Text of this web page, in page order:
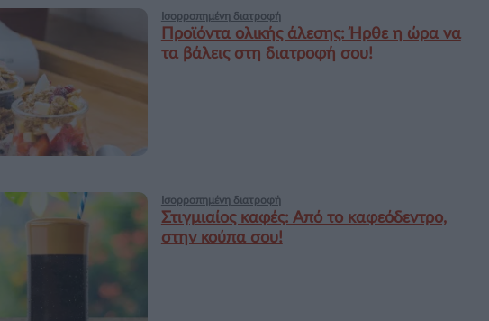
Ισορροπημένη διατροφή
Προϊόντα ολικής άλεσης: Ήρθε η ώρα να
τα βάλεις στη διατροφή σου!
Ισορροπημένη διατροφή
Στιγμιαίος καφές: Από το καφεόδεντρο,
στην κούπα σου!